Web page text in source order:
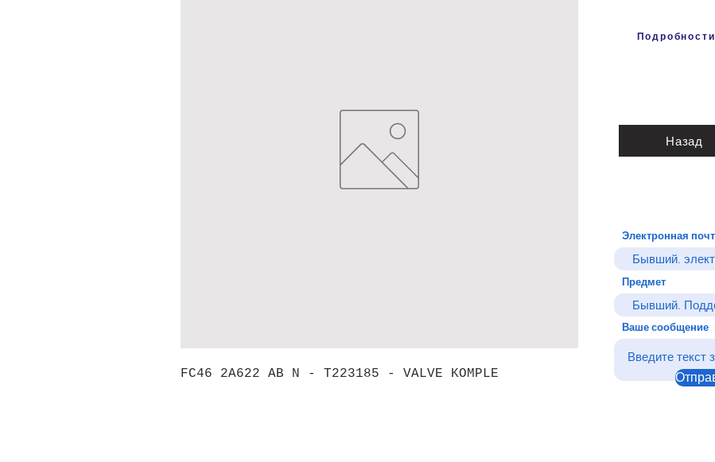
FC46 2A622 AB N - T223185 - VALVE KOMPLE
Назад
Электронная
Предмет
Ваше сообщение